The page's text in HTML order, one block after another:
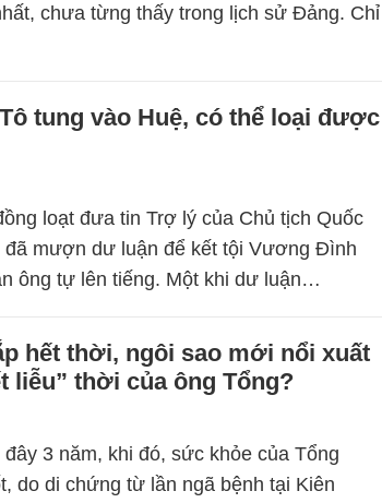
chưa từng thấy trong lịch sử Đảng. Chỉ
tung vào Huệ, có thể loại được
loạt đưa tin Trợ lý của Chủ tịch Quốc
đã mượn dư luận để kết tội Vương Đình
ông tự lên tiếng. Một khi dư luận…
hết thời, ngôi sao mới nổi xuất
liễu” thời của ông Tổng?
3 năm, khi đó, sức khỏe của Tổng
do di chứng từ lần ngã bệnh tại Kiên